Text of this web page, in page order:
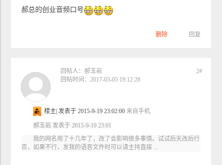
郝总的创业音频口号
删除 回复
2#
回帖人：郝玉岩
回帖时间：2017-03-05 19:12:28
楼主| 发表于 2015-9-19 23:02:00 来自手机
郝玉岩 发表于2015-9-19 23:01
我的网名用了十几年了，改了会影响很多事情。试试后天改后行
否，如果不行，发我的语音文件时可以请主持直接...
自定义标题